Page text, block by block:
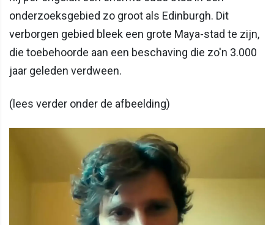
onderzoeksgebied zo groot als Edinburgh. Dit
verborgen gebied bleek een grote Maya-stad te zijn,
die toebehoorde aan een beschaving die zo'n 3.000
jaar geleden verdween.
(lees verder onder de afbeelding)